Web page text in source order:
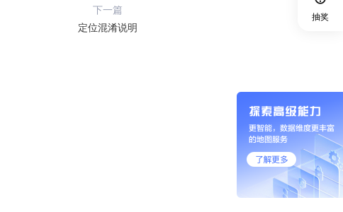
抽奖
下一篇
定位混淆说明